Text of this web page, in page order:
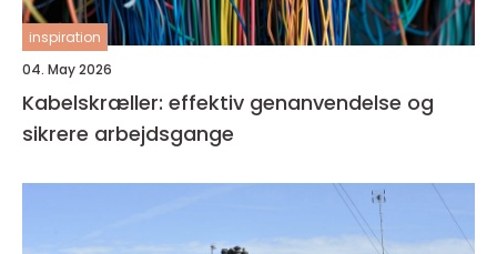
inspiration
04. May 2026
Kabelskræller: effektiv genanvendelse og
sikrere arbejdsgange